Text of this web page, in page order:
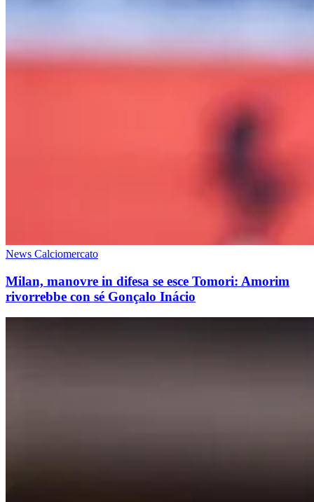
News Calciomercato
Milan, manovre in difesa se esce Tomori: Amorim
rivorrebbe con sé Gonçalo Inácio